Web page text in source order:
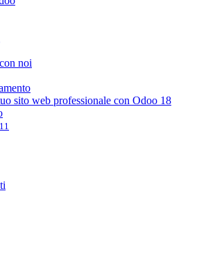
noi
sito web professionale con Odoo 18